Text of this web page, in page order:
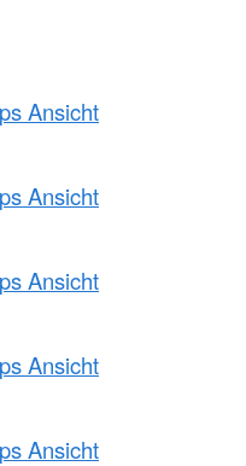
Ansicht
Ansicht
Ansicht
Ansicht
Ansicht